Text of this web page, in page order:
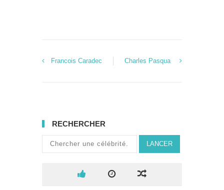
Francois Caradec Charles Pasqua
RECHERCHER
LANCER